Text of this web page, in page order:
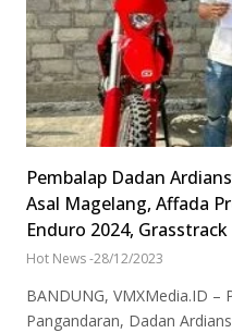
Pembalap Dadan
Asal Magelang, Affada
Enduro 2024,
Hot News-28/12/2023
BANDUNG, VMXMedia.ID –
Pangandaran, Dadan